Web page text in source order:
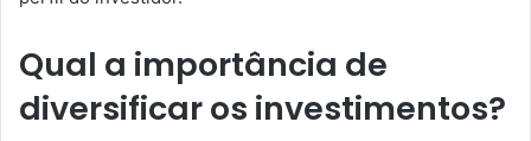
Qual a importância de
diversificar os investimentos?